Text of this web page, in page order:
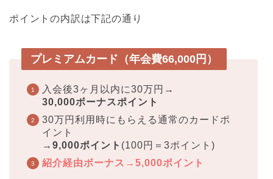
ポイントの内訳は下記の通り
プレミアムカード（年会費66,000円）
入会後3ヶ月以内に30万円→
30,000ボーナスポイント
30万円利用時にもらえる通常のカードポ
イント
→ 9,000ポイント (100円＝3ポイント)
紹介経由ボーナス→5,000ポイント